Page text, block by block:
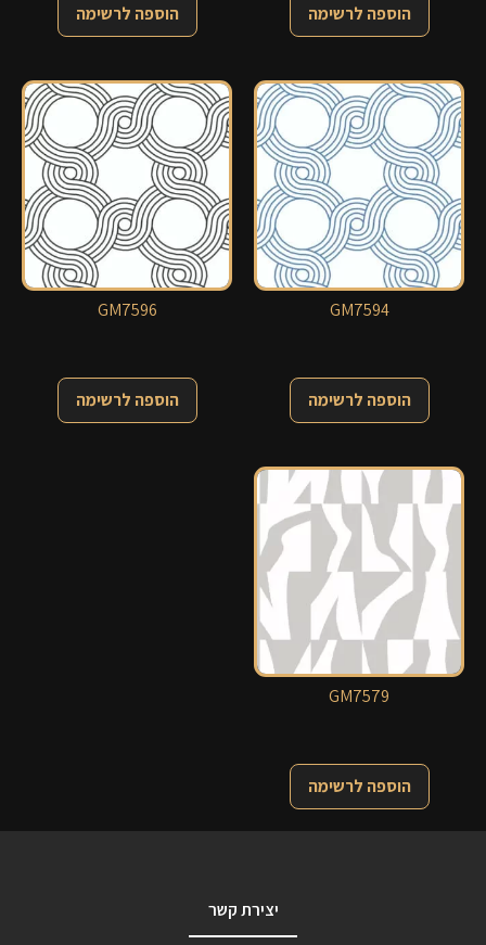
הוספה לרשימה הוספה לרשימה
GM7594
הוספה לרשימה
GM7596
הוספה לרשימה
GM7579
הוספה לרשימה
יצירת קשר